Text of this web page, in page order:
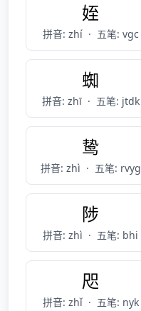
姪
拼音: zhí · 五笔: vgc
蜘
拼音: zhī · 五笔: jtdk
鸷
拼音: zhì · 五笔: rvyg
陟
拼音: zhì · 五笔: bhi
咫
拼音: zhǐ · 五笔: nyk